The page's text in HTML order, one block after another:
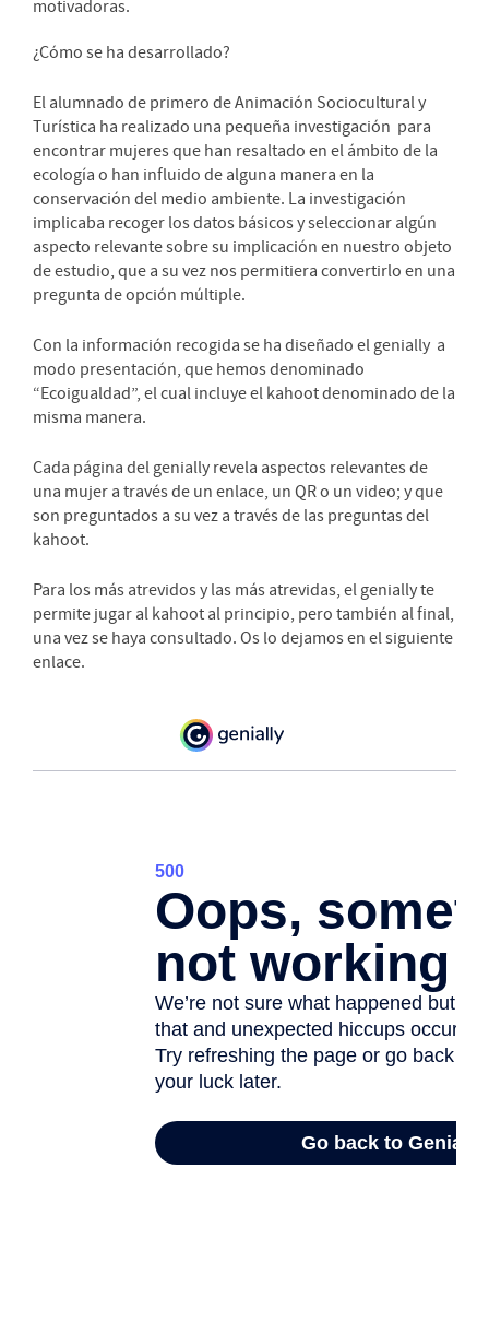
motivadoras.
¿Cómo se ha desarrollado?
El alumnado de primero de Animación Sociocultural y
Turística ha realizado una pequeña investigación para
encontrar mujeres que han resaltado en el ámbito de la
ecología o han influido de alguna manera en la
conservación del medio ambiente. La investigación
implicaba recoger los datos básicos y seleccionar algún
aspecto relevante sobre su implicación en nuestro objeto
de estudio, que a su vez nos permitiera convertirlo en una
pregunta de opción múltiple.
Con la información recogida se ha diseñado el genially a
modo presentación, que hemos denominado
“Ecoigualdad”, el cual incluye el kahoot denominado de la
misma manera.
Cada página del genially revela aspectos relevantes de
una mujer a través de un enlace, un QR o un video; y que
son preguntados a su vez a través de las preguntas del
kahoot.
Para los más atrevidos y las más atrevidas, el genially te
permite jugar al kahoot al principio, pero también al final,
una vez se haya consultado. Os lo dejamos en el siguiente
enlace.